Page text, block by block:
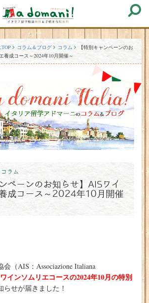
コラム＆ブログ コラム
【特別キャンペーンのお
養成コース～2024年10月開催～
コラム
ペーンのお知らせ】AISワイ
成コース～2024年10月開催
（AIS：Associazione Italiana
ワインソムリエコースの2024年10月の特別
らせが届きました！